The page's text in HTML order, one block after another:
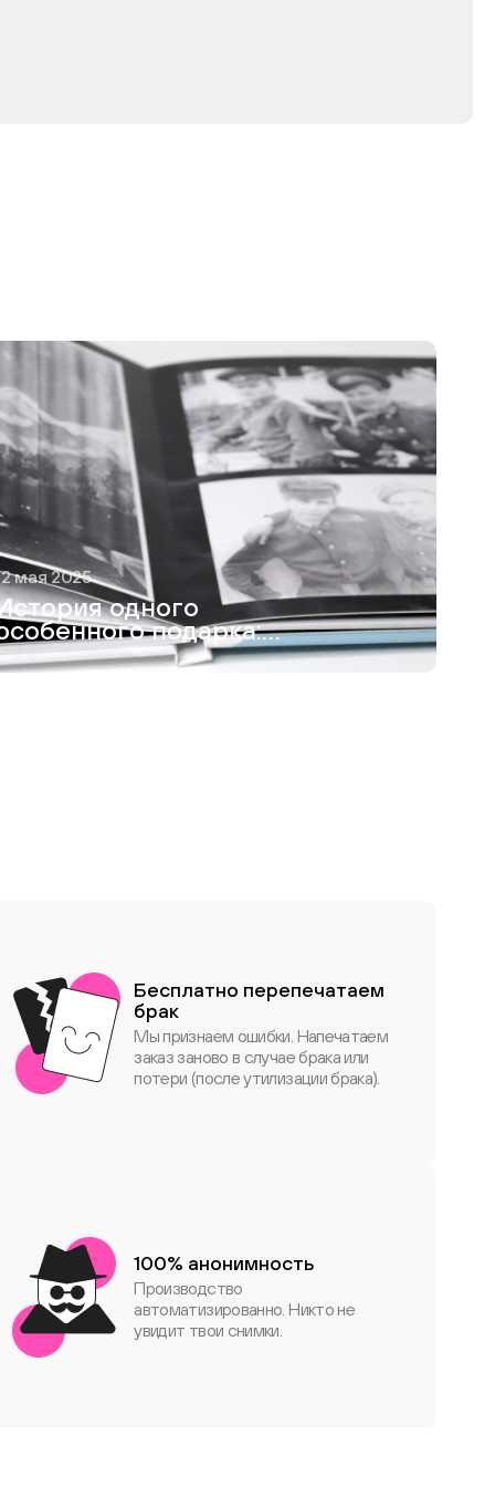
мая 2025
одного
подарка:
я создавала
для
Бесплатно перепечатаем
брак
Мы признаем ошибки. Напечатаем
заказ заново в случае брака или
потери (после утилизации брака).
100% анонимность
Производство
автоматизированно. Никто не
увидит твои снимки.